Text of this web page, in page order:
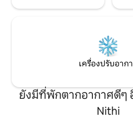
เครื่องปรับอาก
ยังมีที่พักตากอากาศดีๆ
Nithi